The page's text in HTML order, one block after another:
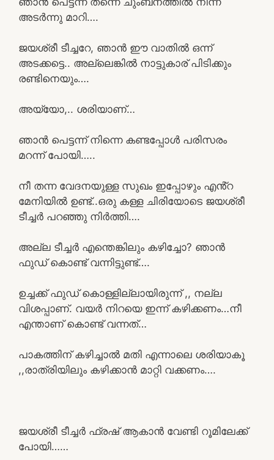
അടർന്നു മാറി….
ജയശ്രീ ടീച്ചറേ, ഞാൻ ഈ വാതിൽ ഒന്ന്
അടക്കട്ടെ.. അല്ലെങ്കിൽ നാട്ടുകാര് പിടിക്കും
രണ്ടിനെയും….
അയ്യോ,.. ശരിയാണ്…
ഞാൻ പെട്ടന്ന് നിന്നെ കണ്ടപ്പോൾ പരിസരം
മറന്ന് പോയി…..
നീ തന്ന വേദനയുള്ള സുഖം ഇപ്പോഴും എൻ്റ
മേനിയിൽ ഉണ്ട്..ഒരു കള്ള ചിരിയോടെ ജയശ്രീ
ടീച്ചർ പറഞ്ഞു നിർത്തി….
അല്ല ടീച്ചർ എന്തെങ്കിലും കഴിച്ചോ? ഞാൻ
ഫുഡ്‌ കൊണ്ട് വന്നിട്ടുണ്ട്….
ഉച്ചക്ക് ഫുഡ് കൊള്ളില്ലായിരുന്ന് ,, നല്ല
വിശപ്പാണ്. വയർ നിറയെ ഇന്ന് കഴിക്കണം…നീ
എന്താണ് കൊണ്ട് വന്നത്…
പാകത്തിന് കഴിച്ചാൽ മതി എന്നാലെ ശരിയാകൂ
,,രാത്രിയിലും കഴിക്കാൻ മാറ്റി വക്കണം….
ജയശ്രീ ടീച്ചർ ഫ്രഷ് ആകാൻ വേണ്ടി റൂമിലേക്ക്
പോയി……